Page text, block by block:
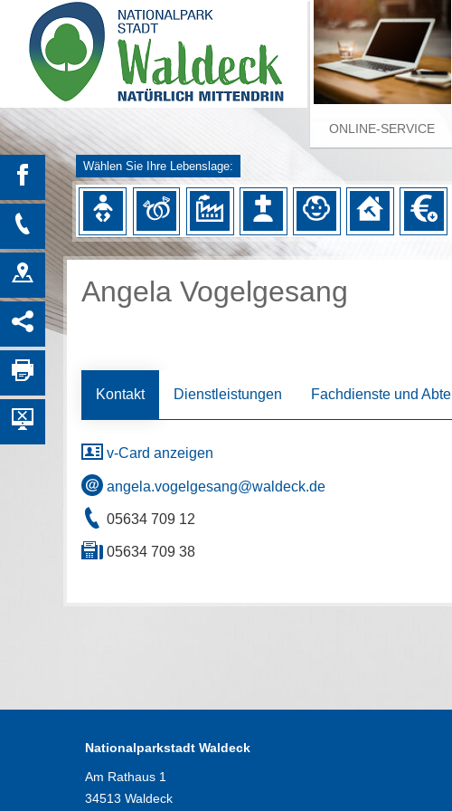
ONLINE-SERVICE
Wählen Sie Ihre Lebenslage:
Angela Vogelgesang
Kontakt Dienstleistungen Fachdienste und
v-Card anzeigen
angela.vogelgesang@waldeck.de
05634 709 12
05634 709 38
Nationalparkstadt Waldeck
Am Rathaus 1
34513 Waldeck